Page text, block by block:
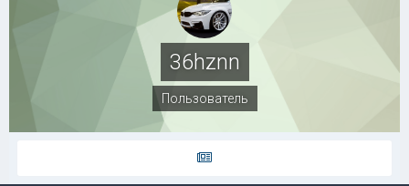
36hznn
Пользователь